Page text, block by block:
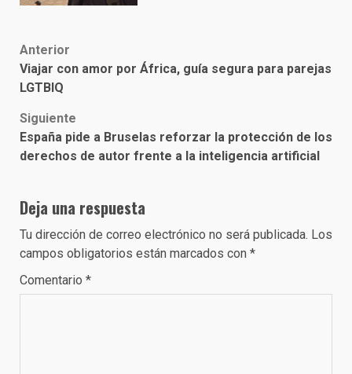
Post
navigation
Anterior
Viajar con amor por África, guía segura para parejas
LGTBIQ
Siguiente
España pide a Bruselas reforzar la protección de los
derechos de autor frente a la inteligencia artificial
Deja una respuesta
Tu dirección de correo electrónico no será publicada. Los
campos obligatorios están marcados con *
Comentario *